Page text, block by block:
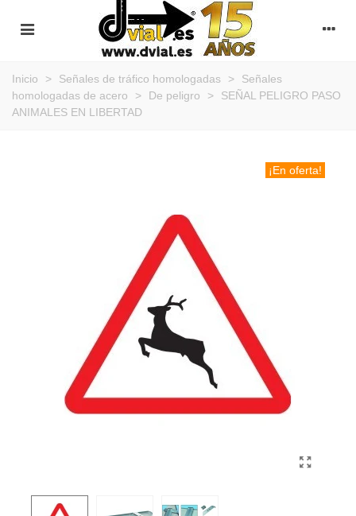
Inicio > Señales de tráfico homologadas >
Señales
homologadas de acero
> De peligro >
SEÑAL PELIGRO PASO
ANIMALES EN LIBERTAD
¡En oferta!